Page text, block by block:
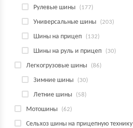
Рулевые шины (177)
Универсальные шины (203)
Шины на прицеп (132)
Шины на руль и прицеп (30)
Легкогрузовые шины (86)
Зимние шины (30)
Летние шины (58)
Мотошины (62)
Сельхоз шины на прицепную технику